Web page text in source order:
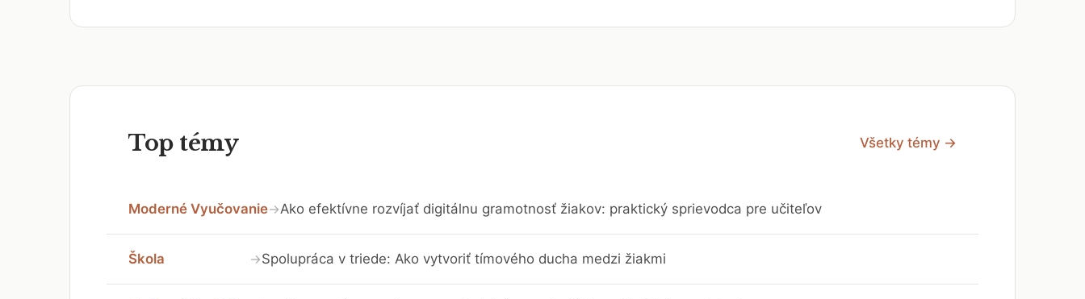
Top témy Všetky témy →
Moderné Vyučovanie→Ako efektívne rozvíjať digitálnu gramotnosť žiakov: praktický sprievodca pre učiteľov
Škola →Spolupráca v triede: Ako vytvoriť tímového ducha medzi žiakmi